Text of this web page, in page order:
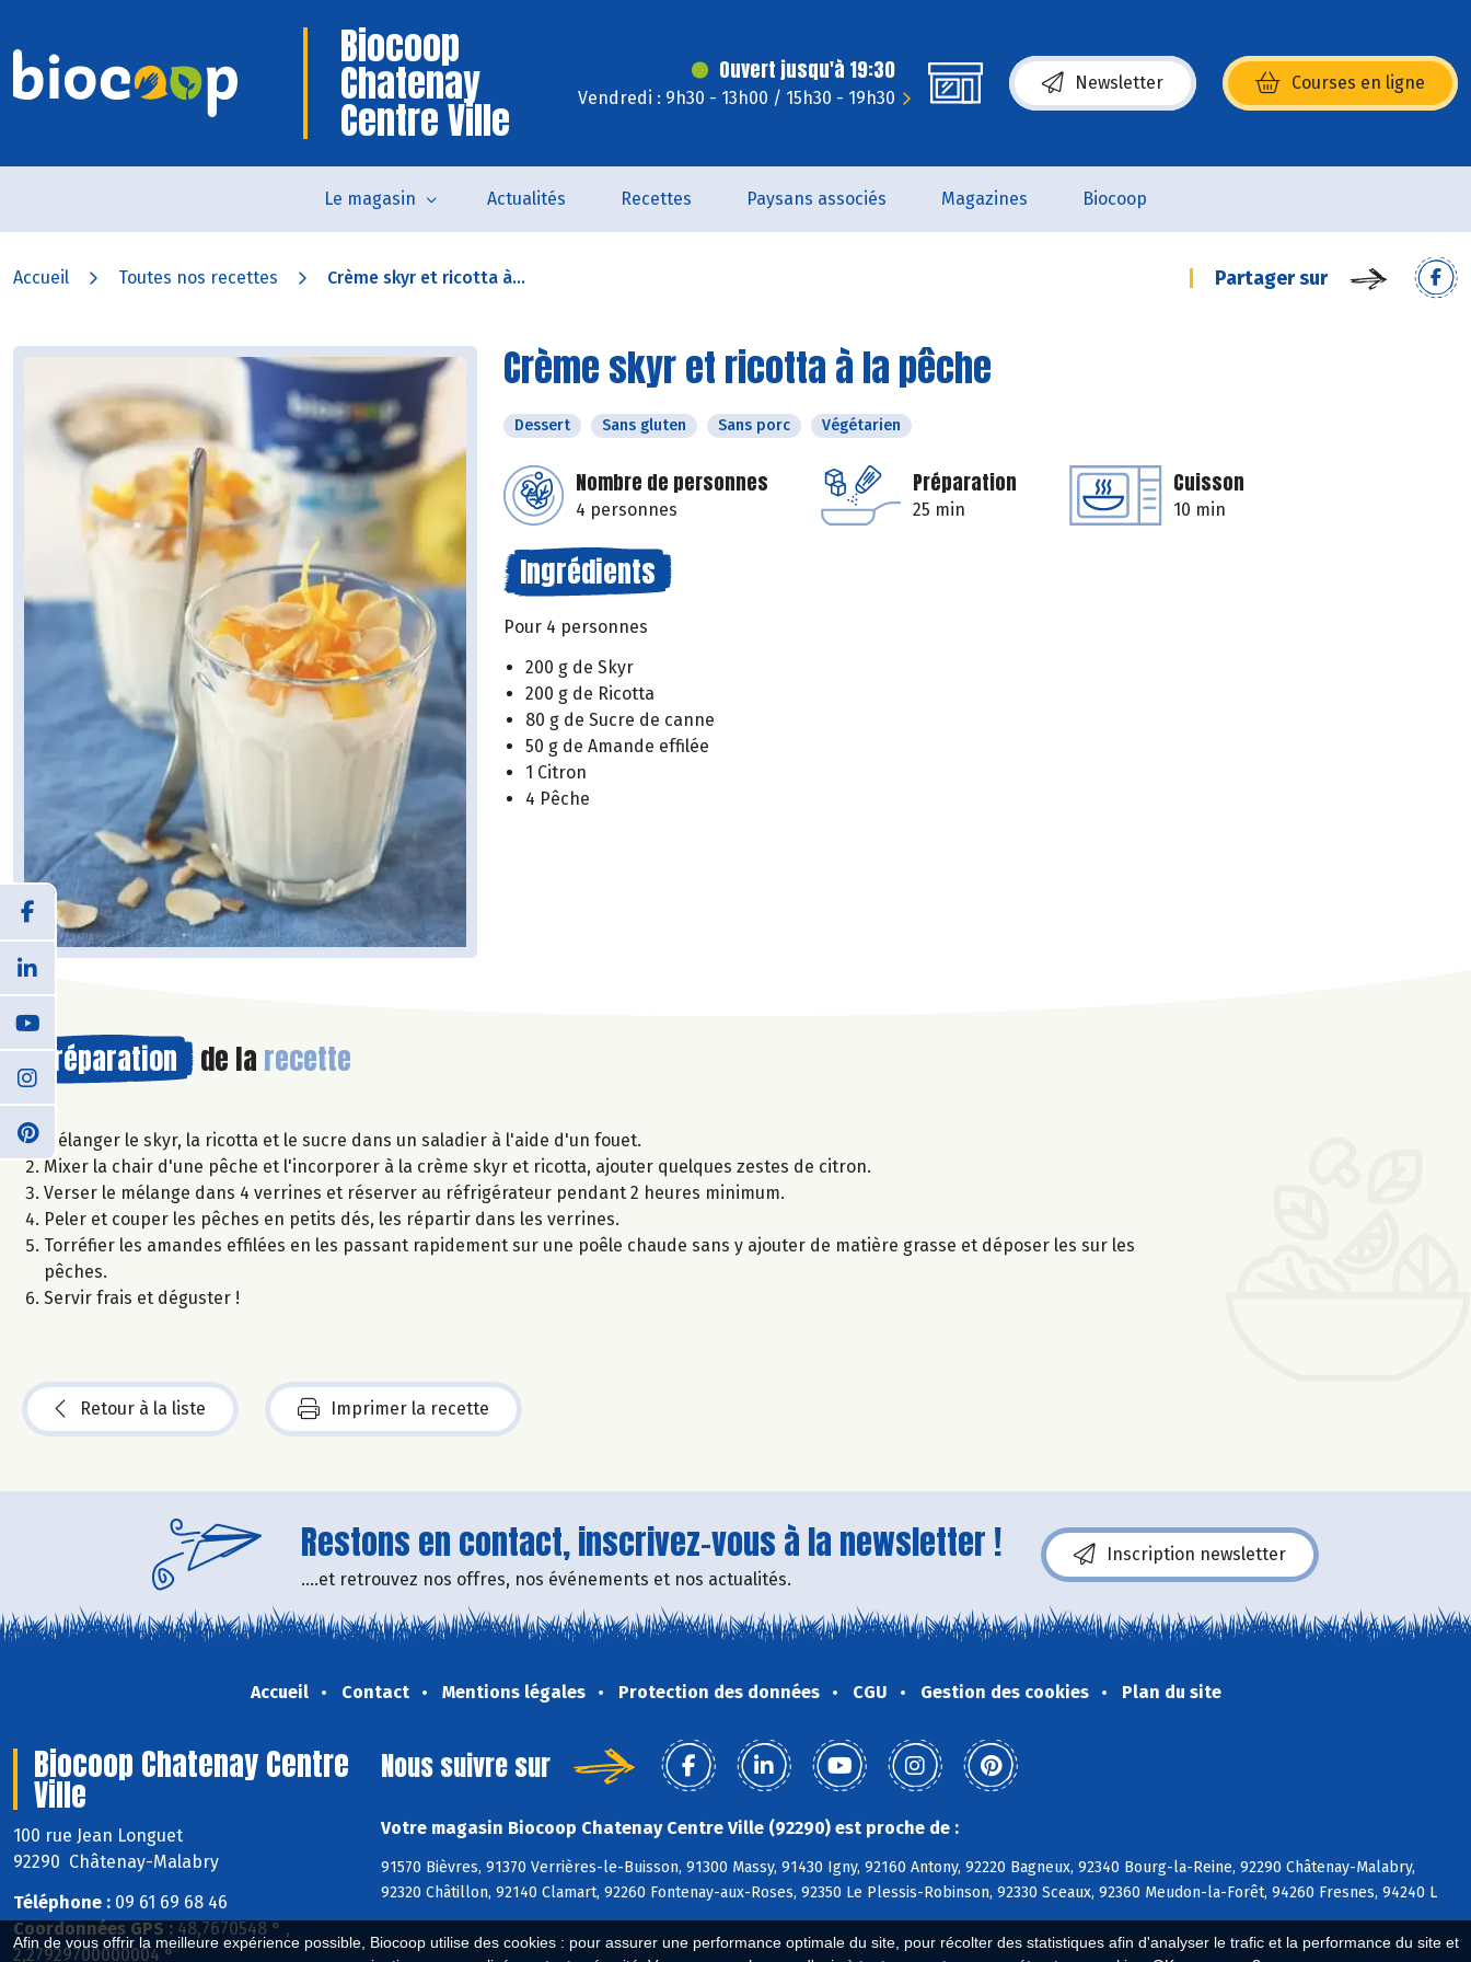
Afin de vous offrir la meilleure expérience possible, Biocoop utilise des cookies : pour assurer une performance optimale du site, pour récolter des statistiques afin d'analyser le trafic et la performance du site et
Biocoop
Chatenay
Centre Ville
Ouvert jusqu'à 19:30
Vendredi : 9h30 - 13h00 / 15h30 - 19h30
Newsletter Courses en ligne
(s’ouvre dans une nouvelle fenêtre)
Le magasin Actualités Recettes Paysans associés Magazines Biocoop
Accueil Toutes nos recettes Crème skyr et ricotta à... Partager sur
Crème skyr et ricotta à la pêche
Dessert Sans gluten Sans porc Végétarien
Nombre de personnes
4 personnes
Préparation
25 min
Cuisson
10 min
Ingrédients
Pour 4 personnes
200 g de Skyr
200 g de Ricotta
80 g de Sucre de canne
50 g de Amande effilée
1 Citron
4 Pêche
Préparation de la recette
Mélanger le skyr, la ricotta et le sucre dans un saladier à l'aide d'un fouet.
Mixer la chair d'une pêche et l'incorporer à la crème skyr et ricotta, ajouter quelques zestes de citron.
Verser le mélange dans 4 verrines et réserver au réfrigérateur pendant 2 heures minimum.
Peler et couper les pêches en petits dés, les répartir dans les verrines.
Torréfier les amandes effilées en les passant rapidement sur une poêle chaude sans y ajouter de matière grasse et déposer les sur les
pêches.
Servir frais et déguster !
Retour à la liste Imprimer la recette
Restons en contact, inscrivez-vous à la newsletter !
....et retrouvez nos offres, nos événements et nos actualités.
Inscription newsletter
Accueil Contact Mentions légales Protection des données CGU Gestion des cookies Plan du site
Biocoop Chatenay Centre
Ville
100 rue Jean Longuet
92290 Châtenay-Malabry
Téléphone : 09 61 69 68 46
Coordonnées GPS : 48,7670548 ° ,
2,27929700000004 °
Nous suivre sur
Votre magasin Biocoop Chatenay Centre Ville (92290) est proche de :
91570 Bièvres, 91370 Verrières-le-Buisson, 91300 Massy, 91430 Igny, 92160 Antony, 92220 Bagneux, 92340 Bourg-la-Reine, 92290 Châtenay-Malabry,
92320 Châtillon, 92140 Clamart, 92260 Fontenay-aux-Roses, 92350 Le Plessis-Robinson, 92330 Sceaux, 92360 Meudon-la-Forêt, 94260 Fresnes, 94240 L